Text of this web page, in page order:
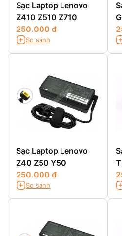
Sạc Laptop Lenovo
Z410 Z510 Z710
250.000 đ
So sánh
Sạc Laptop Lenovo
Z40 Z50 Y50
250.000 đ
So sánh